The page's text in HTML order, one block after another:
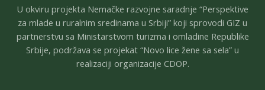
U okviru projekta Nemačke razvojne saradnje “Perspektive
za mlade u ruralnim sredinama u Srbiji” koji sprovodi GIZ u
partnerstvu sa Ministarstvom turizma i omladine Republike
Srbije, podržava se projekat “Novo lice žene sa sela” u
realizaciji organizacije CDOP.